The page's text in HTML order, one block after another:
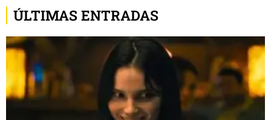
ÚLTIMAS ENTRADAS